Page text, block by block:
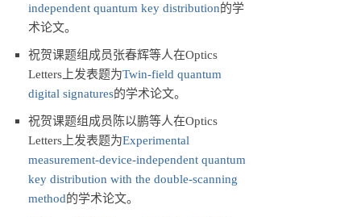
independent quantum key distribution的学
术论文。
祝贺课题组成员张春辉等人在Optics
Letters上发表题为Twin-field quantum
digital signatures的学术论文。
祝贺课题组成员陈以鹏等人在Optics
Letters上发表题为Experimental
measurement-device-independent quantum
key distribution with the double-scanning
method的学术论文。